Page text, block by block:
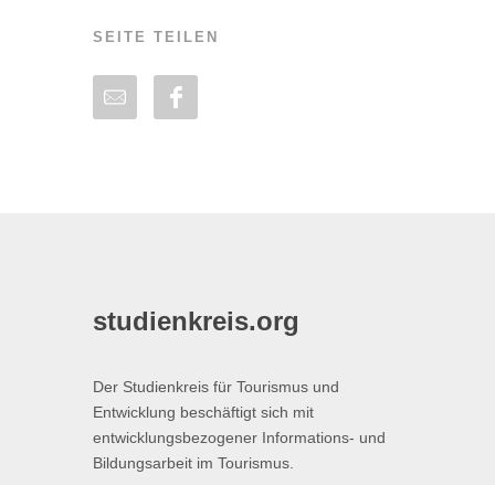
SEITE TEILEN
studienkreis.org
Der Studienkreis für Tourismus und
Entwicklung beschäftigt sich mit
entwicklungsbezogener Informations- und
Bildungsarbeit im Tourismus.